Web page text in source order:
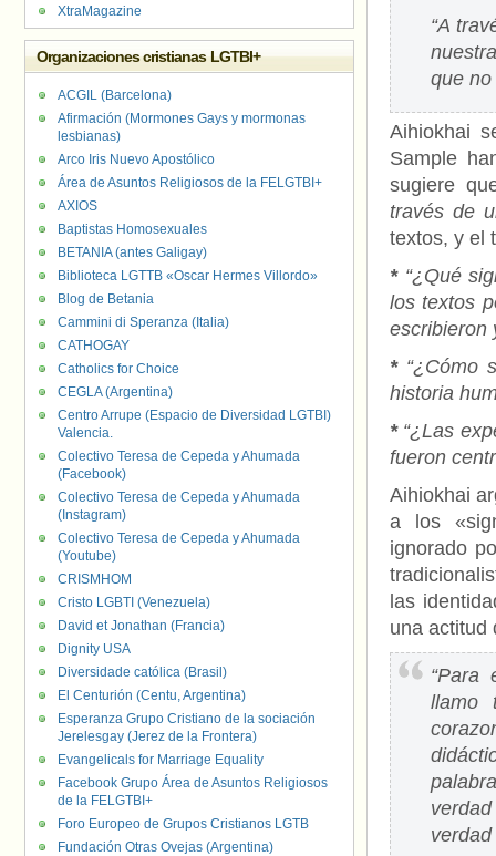
“A
que
Aihiokhai
Sample
sugiere
través de
textos, y el
* “¿Qué
los textos
escribieron
* “¿Cómo
historia
*“¿Las
fueron
Aihiokhai
a los
ignorado
las
una actitud
“Para
llamo
XtraMagazine
Organizaciones cristianas LGTBI+
ACGIL (Barcelona)
Afirmación (Mormones Gays y mormonas
lesbianas)
Arco Iris Nuevo Apostólico
Área de Asuntos Religiosos de la FELGTBI+
AXIOS
Baptistas Homosexuales
BETANIA (antes Galigay)
Biblioteca LGTTB «Oscar Hermes Villordo»
Blog de Betania
Cammini di Speranza (Italia)
CATHOGAY
Catholics for Choice
CEGLA (Argentina)
Centro Arrupe (Espacio de Diversidad LGTBI)
Valencia.
Colectivo Teresa de Cepeda y Ahumada
(Facebook)
Colectivo Teresa de Cepeda y Ahumada
(Instagram)
Colectivo Teresa de Cepeda y Ahumada
(Youtube)
CRISMHOM
Cristo LGBTI (Venezuela)
David et Jonathan (Francia)
Dignity USA
Diversidade católica (Brasil)
El Centurión (Centu, Argentina)
Esperanza Grupo Cristiano de la sociación
Jerelesgay (Jerez de la Frontera)
Evangelicals for Marriage Equality
Facebook Grupo Área de Asuntos Religiosos
de la FELGTBI+
Foro Europeo de Grupos Cristianos LGTB
Fundación Otras Ovejas (Argentina)